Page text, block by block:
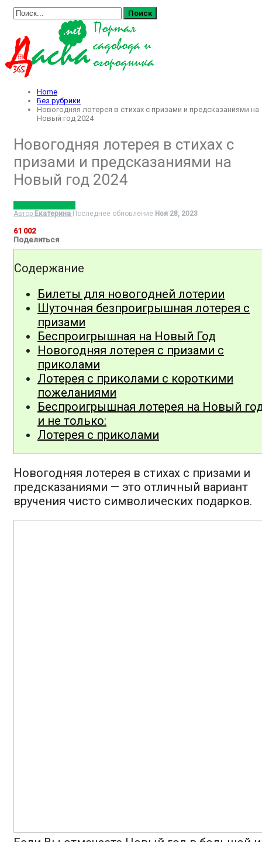
Home
Без рубрики
Новогодняя лотерея в стихах с призами и предсказаниями на
Новый год 2024
Новогодняя лотерея в стихах с
призами и предсказаниями на
Новый год 2024
Автор Екатерина Последнее обновление Ноя 28, 2023
61 002
Поделиться
Содержание
Билеты для новогодней лотерии
Шуточная безпроигрышная лотерея с
призами
Беспроигрышная на Новый Год
Новогодняя лотерея с призами с
приколами
Лотерея с приколами с короткими
пожеланиями
Беспроигрышная лотерея на Новый
и не только:
Лотерея с приколами
Новогодняя лотерея в стихах с призами и
предсказаниями — это отличный вариант
вручения чисто символических подарков.